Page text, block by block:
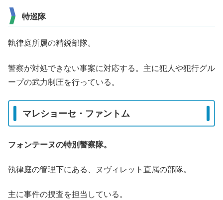
特巡隊
執律庭所属の精鋭部隊。
警察が対処できない事案に対応する。主に犯人や犯行グル
ープの武力制圧を行っている。
マレショーセ・ファントム
フォンテーヌの特別警察隊。
執律庭の管理下にある、ヌヴィレット直属の部隊。
主に事件の捜査を担当している。